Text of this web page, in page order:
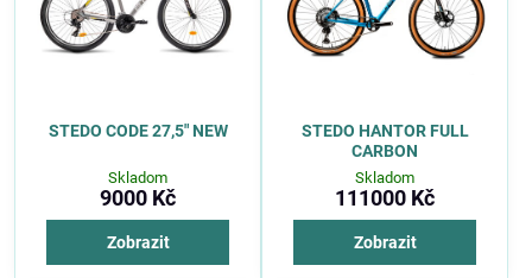
STEDO CODE 27,5" NEW
Skladom
9000 Kč
Zobrazit
STEDO HANTOR FULL
CARBON
Skladom
111000 Kč
Zobrazit